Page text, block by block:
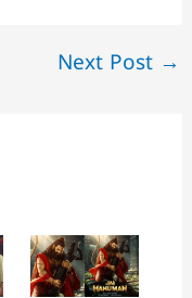
Next Post →